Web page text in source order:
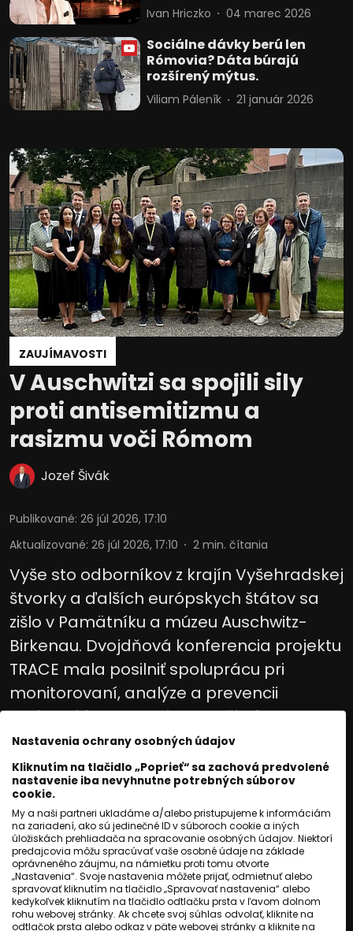
Ivan Hriczko 04 marec 2026
Sociálne dávky berú len
Rómovia? Dáta búrajú
rozšírený mýtus.
Viliam Páleník 21 január 2026
ZAUJÍMAVOSTI
V Auschwitzi sa spojili sily
proti antisemitizmu a
rasizmu voči Rómom
Jozef Šivák
Publikované: 26 júl 2026, 17:10
Aktualizované: 26 júl 2026, 17:10 2 min. čítania
Vyše sto odborníkov z krajín Vyšehradskej
štvorky a ďalších európskych štátov sa
zišlo v Pamätníku a múzeu Auschwitz-
Birkenau. Dvojdňová konferencia projektu
TRACE mala posilniť spoluprácu pri
monitorovaní, analýze a prevencii
antisemitizmu a rasizmu voči Rómom v
strednej Európe.
Čítaj viac
Nastavenia ochrany osobných údajov
Kliknutím na tlačidlo „Poprieť“ sa zachová predvolené
nastavenie iba nevyhnutne potrebných súborov
cookie.
My a naši partneri ukladáme a/alebo pristupujeme k informáciám
na zariadení, ako sú jedinečné ID v súboroch cookie a iných
úložiskách prehliadača na spracovanie osobných údajov. Niektorí
predajcovia môžu spracúvať vaše osobné údaje na základe
oprávneného záujmu, na námietku proti tomu otvorte
„Nastavenia“. Svoje nastavenia môžete prijať, odmietnuť alebo
spravovať kliknutím na tlačidlo „Spravovať nastavenia“ alebo
kedykoľvek kliknutím na tlačidlo odtlačku prsta v ľavom dolnom
rohu webovej stránky. Ak chcete svoj súhlas odvolať, kliknite na
odtlačok prsta alebo odkaz v päte webovej stránky a kliknite na